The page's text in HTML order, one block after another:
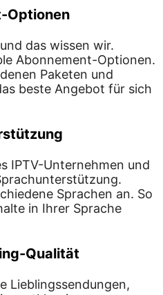
Optionen
das wissen wir.
Abonnement-Optionen.
Paketen und
beste Angebot für sich
IPTV-Unternehmen und
Sprachen an. So
in Ihrer Sprache
Qualität
Lieblingssendungen,